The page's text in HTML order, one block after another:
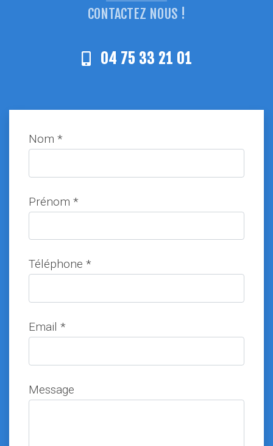
CONTACTEZ NOUS !
04 75 33 21 01
Nom *
Prénom *
Téléphone *
Email *
Message